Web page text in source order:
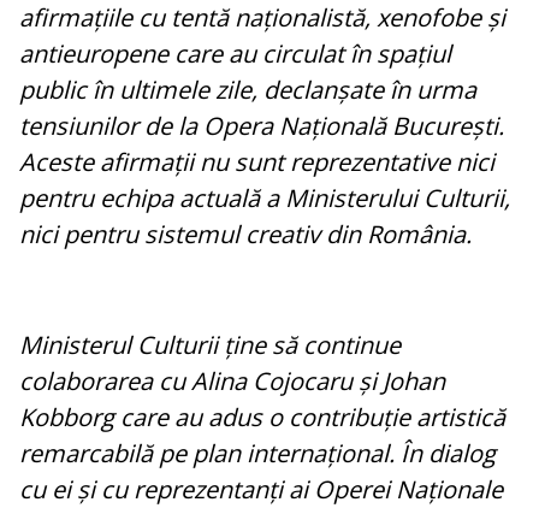
afirmațiile cu tentă naționalistă, xenofobe și
antieuropene care au circulat în spațiul
public în ultimele zile, declanșate în urma
tensiunilor de la Opera Națională București.
Aceste afirmații nu sunt reprezentative nici
pentru echipa actuală a Ministerului Culturii,
nici pentru sistemul creativ din România.
Ministerul Culturii ține să continue
colaborarea cu Alina Cojocaru și Johan
Kobborg care au adus o contribuție artistică
remarcabilă pe plan internațional. În dialog
cu ei și cu reprezentanți ai Operei Naționale